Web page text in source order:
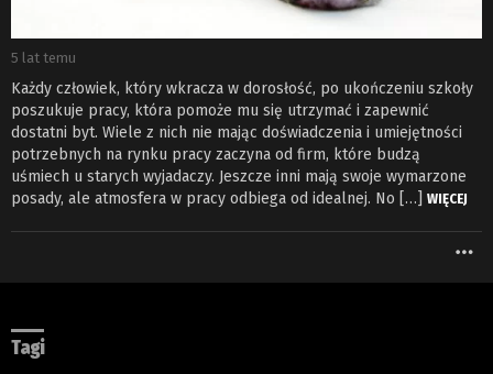
5 lat temu
Każdy człowiek, który wkracza w dorosłość, po ukończeniu szkoły
poszukuje pracy, która pomoże mu się utrzymać i zapewnić
dostatni byt. Wiele z nich nie mając doświadczenia i umiejętności
potrzebnych na rynku pracy zaczyna od firm, które budzą
uśmiech u starych wyjadaczy. Jeszcze inni mają swoje wymarzone
posady, ale atmosfera w pracy odbiega od idealnej. No […] WIĘCEJ
Tagi